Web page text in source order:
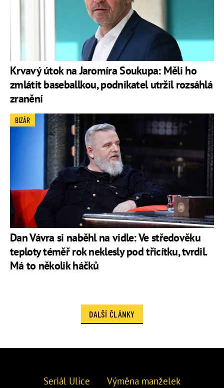
Krvavý útok na Jaromíra Soukupa: Měli ho
zmlátit baseballkou, podnikatel utržil rozsáhlá
zranění
Dan Vávra si naběhl na vidle: Ve středověku
teploty téměř rok neklesly pod třicítku, tvrdil.
Má to několik háčků
BIZÁR
DALŠÍ ČLÁNKY
Seriál Ulice Výměna manželek